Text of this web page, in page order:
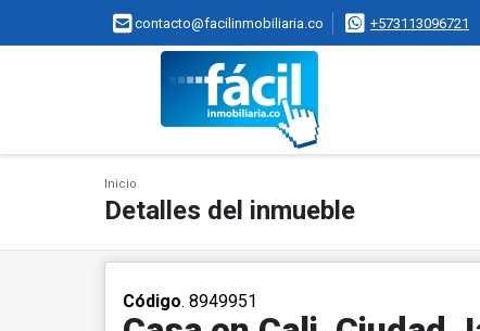
contacto@facilinmobiliaria.co +573113096721
Inicio
Detalles del inmueble
Código. 8949951